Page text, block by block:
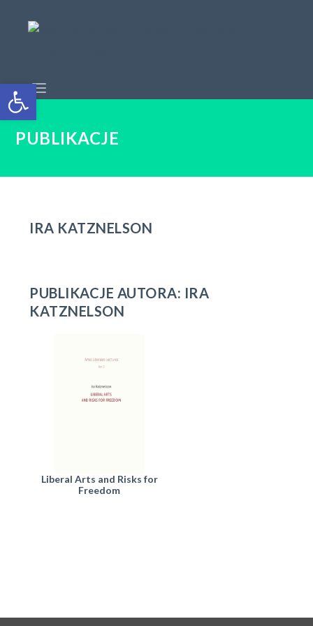
Open toolbar
PUBLIKACJE
IRA KATZNELSON
PUBLIKACJE AUTORA: IRA
KATZNELSON
Liberal Arts and Risks for
Freedom